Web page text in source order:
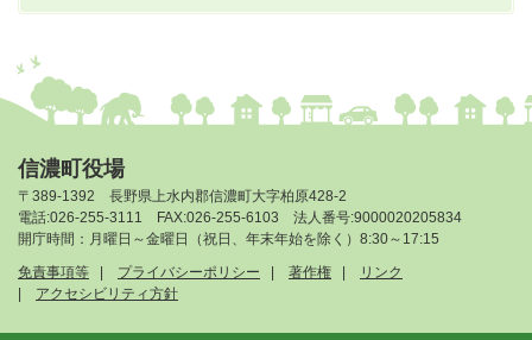
信濃町役場
〒389-1392 長野県上水内郡信濃町大字柏原428-2
電話:026-255-3111 FAX:026-255-6103 法人番号:9000020205834
開庁時間：月曜日～金曜日（祝日、年末年始を除く）8:30～17:15
免責事項等
プライバシーポリシー 著作権
リンク
アクセシビリティ方針